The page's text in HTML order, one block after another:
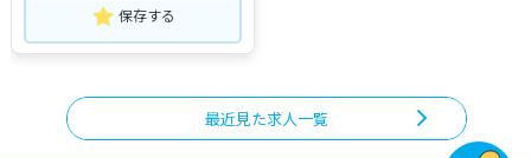
保存する
最近見た求人一覧